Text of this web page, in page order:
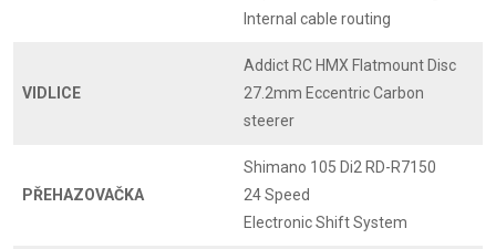
Internal cable routing
VIDLICE
Addict RC HMX Flatmount Disc
27.2mm Eccentric Carbon
steerer
PŘEHAZOVAČKA
Shimano 105 Di2 RD-R7150
24 Speed
Electronic Shift System